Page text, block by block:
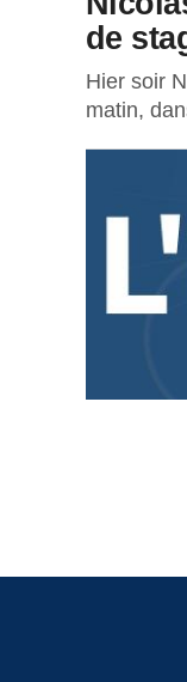
de
Hier soir
matin,